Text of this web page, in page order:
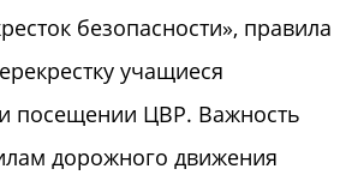
безопасности», правила
учащиеся
посещении ЦВР. Важность
дорожного движения